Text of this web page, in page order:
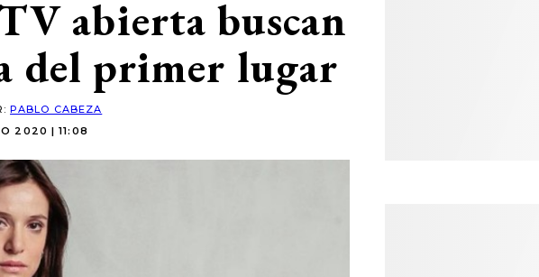
abierta buscan
del primer lugar
PABLO CABEZA
2020 | 11:08